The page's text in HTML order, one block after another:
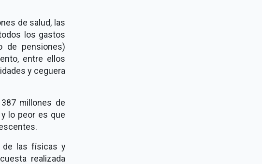
de salud, las
los gastos
de pensiones)
entre ellos
y ceguera
millones de
lo peor es que
de las físicas y
realizada